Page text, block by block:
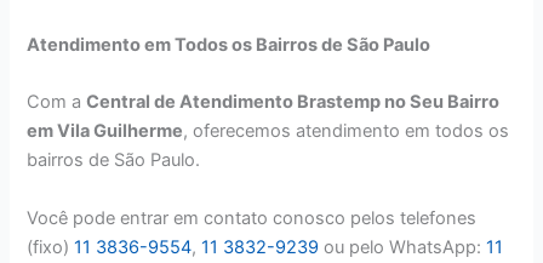
Atendimento em Todos os Bairros de São Paulo
Com aCentral de Atendimento Brastemp no Seu Bairro
em Vila Guilherme, oferecemos atendimento em todos os
bairros de São Paulo.
Você pode entrar em contato conosco pelos telefones
(fixo)11 3836-9554,11 3832-9239 ou pelo WhatsApp:11